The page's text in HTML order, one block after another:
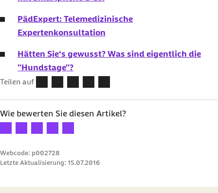
PädExpert: Telemedizinische
Expertenkonsultation
Hätten Sie‘s gewusst? Was sind eigentlich die
"Hundstage"?
Teilen auf
Wie bewerten Sie diesen Artikel?
Ihre Bewertung: 1 Stern
Ihre Bewertung: 2 Sterne
Ihre Bewertung: 3 Sterne
Ihre Bewertung: 4 Sterne
Ihre Bewertung: 5 Sterne
Webcode: p002728
Letzte Aktualisierung: 15.07.2016